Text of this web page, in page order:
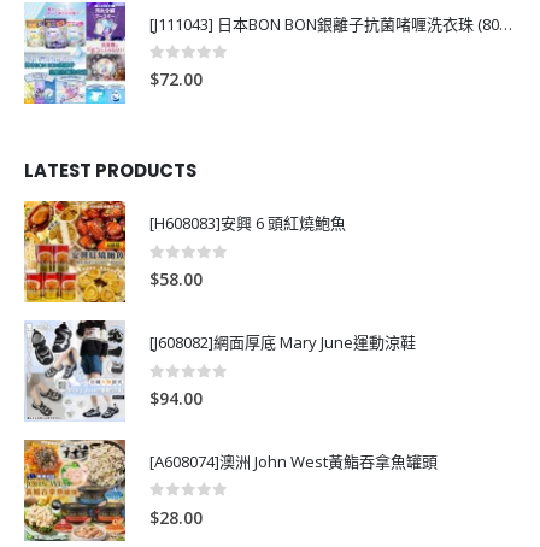
[J111043] 日本BON BON銀離子抗菌啫喱洗衣珠 (80粒)
0out of 5
$72.00
LATEST PRODUCTS
[H608083]安興 6 頭紅燒鮑魚
0
$58.00
[J608082]網面厚底 Mary June運動涼鞋
0
$94.00
[A608074]澳洲 John West黃鮨吞拿魚罐頭
0
$28.00